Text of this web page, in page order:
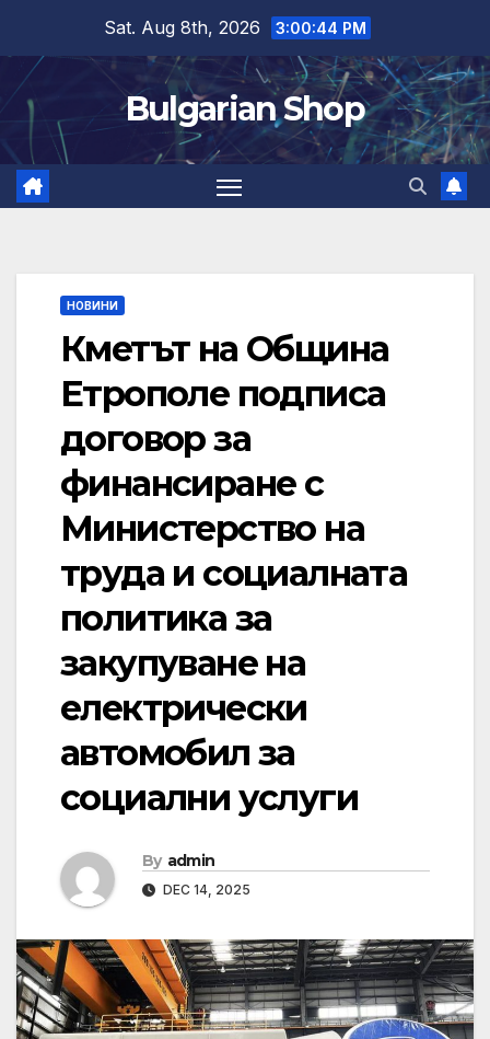
content
Sat. Aug 8th, 2026 3:00:45 PM
Bulgarian Shop
НОВИНИ
Кметът на Община
Етрополе подписа
договор за
финансиране с
Министерство на
труда и социалната
политика за
закупуване на
електрически
автомобил за
социални услуги
By admin
DEC 14, 2025